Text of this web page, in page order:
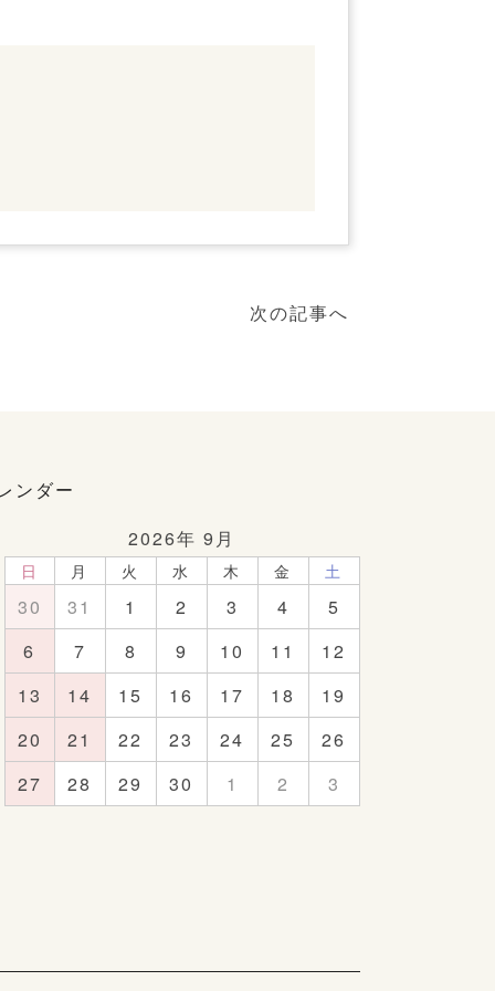
次の記事へ
ンダー
2026年 9月
日 月 火 水 木 金 土
30 31 1 2 3 4
5
6
7 8 9 10 11
12
13
14 15 16 17 18
19
20
21 22 23 24 25
26
27
28 29 30 1 2 3